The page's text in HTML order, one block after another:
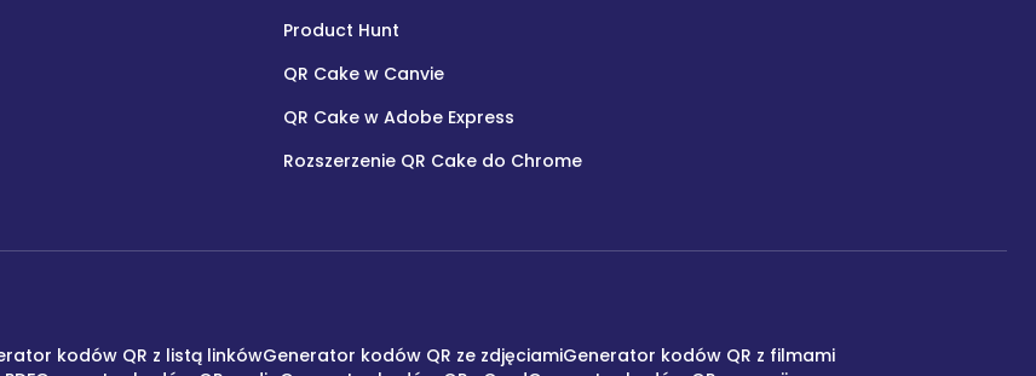
Product Hunt
QR Cake w Canvie
QR Cake w Adobe Express
Rozszerzenie QR Cake do Chrome
kodów QR z listą linkówGenerator kodów QR ze zdjęciamiGenerator kodów QR z filmami